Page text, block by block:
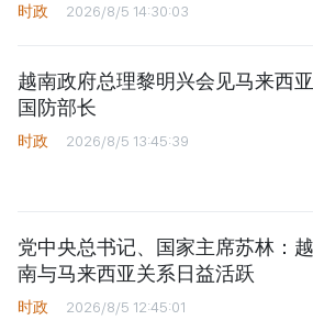
时政 2026/8/5 14:30:03
越南政府总理黎明兴会见马来西亚
国防部长
时政 2026/8/5 13:45:39
南与马来西亚关系日益活跃
时政 2026/8/5 12:45:01